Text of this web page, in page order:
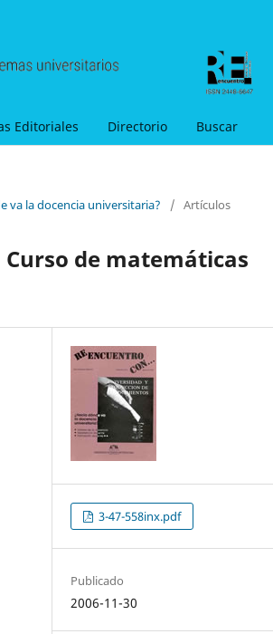
Editoriales Directorio Buscar
va la docencia universitaria?
/ Artículos
de matemáticas
3-47-558inx.pdf
Publicado
2006-11-30